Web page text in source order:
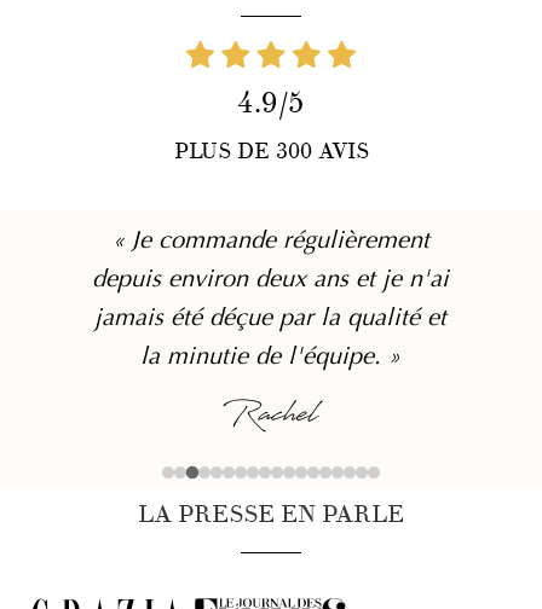
4.9/5
PLUS DE 300 AVIS
« Je commande régulièrement
depuis environ deux ans et je n'ai
jamais été déçue par la qualité et
la minutie de l'équipe. »
Rachel
LA PRESSE EN PARLE